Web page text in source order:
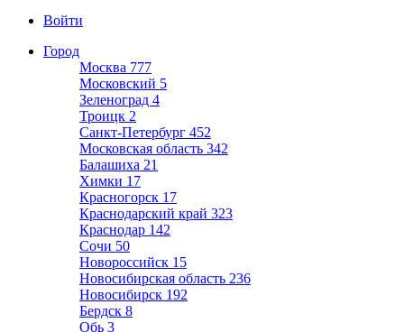
Войти
Город
Москва 777
Московский 5
Зеленоград 4
Троицк 2
Санкт-Петербург 452
Московская область 342
Балашиха 21
Химки 17
Красногорск 17
Краснодарский край 323
Краснодар 142
Сочи 50
Новороссийск 15
Новосибирская область 236
Новосибирск 192
Бердск 8
Обь 3